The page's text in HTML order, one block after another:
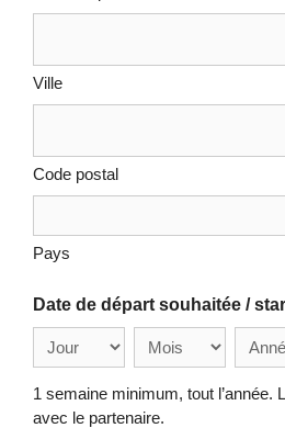
Ville
Code postal
Pays
Date de départ souhaitée /
1 semaine minimum, tout l’année.
avec le partenaire.